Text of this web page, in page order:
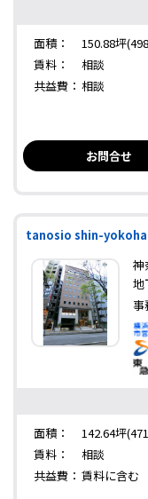
面積：
150.88坪
賃料：
相談
共益費： 相談
お問合せ
tanosio shin-
神
地
事
面積：
142.64坪
賃料：
相談
共益費： 賃料に含む